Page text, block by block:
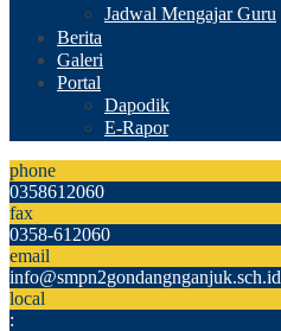
Jadwal Mengajar Guru
Berita
Galeri
Portal
Dapodik
E-Rapor
phone
0358612060
fax
0358-612060
email
info@smpn2gondangnganjuk.sch.id
local
: